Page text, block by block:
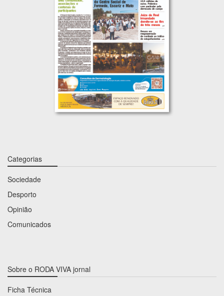
Categorias
Sociedade
Desporto
Opinião
Comunicados
Sobre o RODA VIVA jornal
Ficha Técnica